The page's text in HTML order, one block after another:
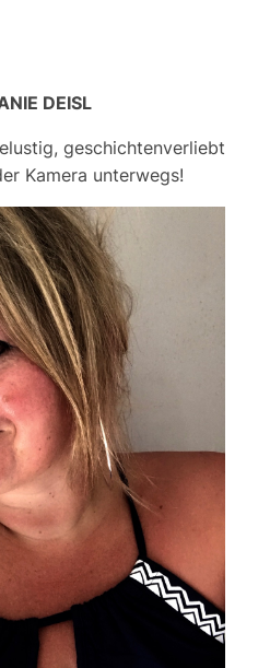
DEISL
geschichtenverliebt
Kamera unterwegs!